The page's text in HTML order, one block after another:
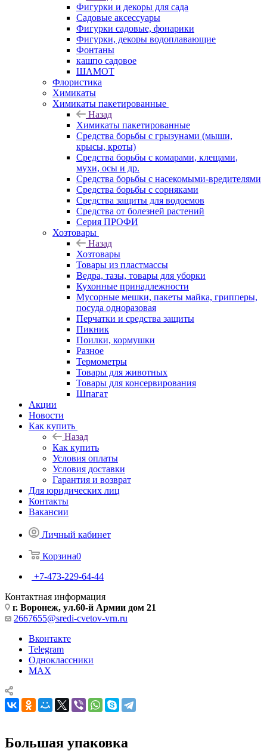
Фигурки и декоры для сада
Садовые аксессуары
Фигурки садовые, фонарики
Фигурки, декоры водоплавающие
Фонтаны
кашпо садовое
ШАМОТ
Флористика
Химикаты
Химикаты пакетированные
Назад
Химикаты пакетированные
Средства борьбы с грызунами (мыши,
крысы, кроты)
Средства борьбы с комарами, клещами,
мухи, осы и др.
Средства борьбы с насекомыми-вредителями
Средства борьбы с сорняками
Средства защиты для водоемов
Средства от болезней растений
Серия ПРОФИ
Хозтовары
Назад
Хозтовары
Товары из пластмассы
Ведра, тазы, товары для уборки
Кухонные принадлежности
Мусорные мешки, пакеты майка, грипперы,
посуда одноразовая
Перчатки и средства защиты
Пикник
Поилки, кормушки
Разное
Термометры
Товары для животных
Товары для консервирования
Шпагат
Акции
Новости
Как купить
Назад
Как купить
Условия оплаты
Условия доставки
Гарантия и возврат
Для юридических лиц
Контакты
Вакансии
Личный кабинет
Корзина0
+7-473-229-64-44
Контактная информация
г. Воронеж, ул.60-й Армии дом 21
2667655@sredi-cvetov-vrn.ru
Вконтакте
Telegram
Одноклассники
MAX
Большая упаковка